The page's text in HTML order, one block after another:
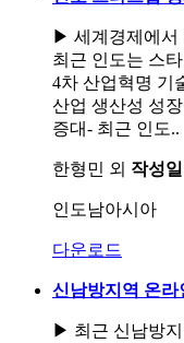
▶ 세계경제에서
최근 인도는 스
4차 산업혁명 기
산업 생산성 성
증대- 최근 인도..
한형민 외 작성일
인도남아시아
다운로드
신남방지역 온라
▶ 최근 신남방